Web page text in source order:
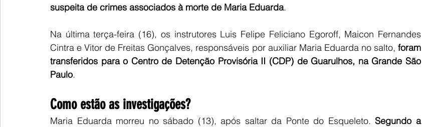
suspeita de crimes associados à morte de Maria Eduarda.
Na última terça-feira (16), os instrutores Luis Felipe Feliciano Egoroff, Maicon Fernandes
Cintra e Vitor de Freitas Gonçalves, responsáveis por auxiliar Maria Eduarda no salto, foram
transferidos para o Centro de Detenção Provisória II (CDP) de Guarulhos, na Grande São
Paulo.
Como estão as investigações?
Maria Eduarda morreu no sábado (13), após saltar da Ponte do Esqueleto. Segundo a